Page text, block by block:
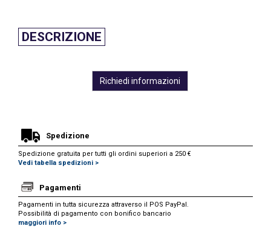
DESCRIZIONE
Richiedi informazioni
Spedizione
Spedizione gratuita per tutti gli ordini superiori a 250 €
Vedi tabella spedizioni >
Pagamenti
Pagamenti in tutta sicurezza attraverso il POS PayPal.
Possibilità di pagamento con bonifico bancario
maggiori info >